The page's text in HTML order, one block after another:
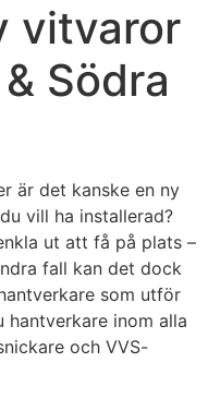
vitvaror
Södra
är det kanske en ny
vill ha installerad?
ut att få på plats –
fall kan det dock
som utför
inom alla
och VVS-